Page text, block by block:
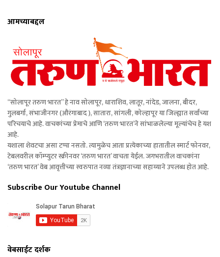
आमच्याबद्दल
“सोलापूर तरुण भारत” हे नाव सोलापूर, धाराशिव, लातूर, नांदेड, जालना, बीदर,
गुलबर्गा, संभाजीनगर (औरंगाबाद ), सातारा, सांगली, कोल्हापूर या जिल्ह्यात सर्वांच्या
परिचयाचे आहे. वाचकांच्या प्रेमाचे आणि ‘तरुण भारत’ने सांभाळलेल्या मूल्यांचेच हे यश
आहे.
यशाला शेवटचा असा टप्पा नसतो. त्यामुळेच आता प्रत्येकाच्या हातातील स्मार्ट फोनवर,
टेबलवरील कॉम्प्युटर स्क्रीनवर ‘तरुण भारत’ वाचता येईल. जगभरातील वाचकांना
‘तरुण भारत’ वेब आवृत्तीच्या स्वरुपात नव्या तंत्रज्ञानाच्या सहाय्याने उपलब्ध होत आहे.
Subscribe Our Youtube Channel
वेबसाईट दर्शक